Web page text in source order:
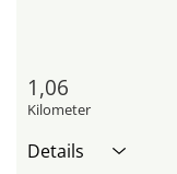
1,06
Kilometer
Details